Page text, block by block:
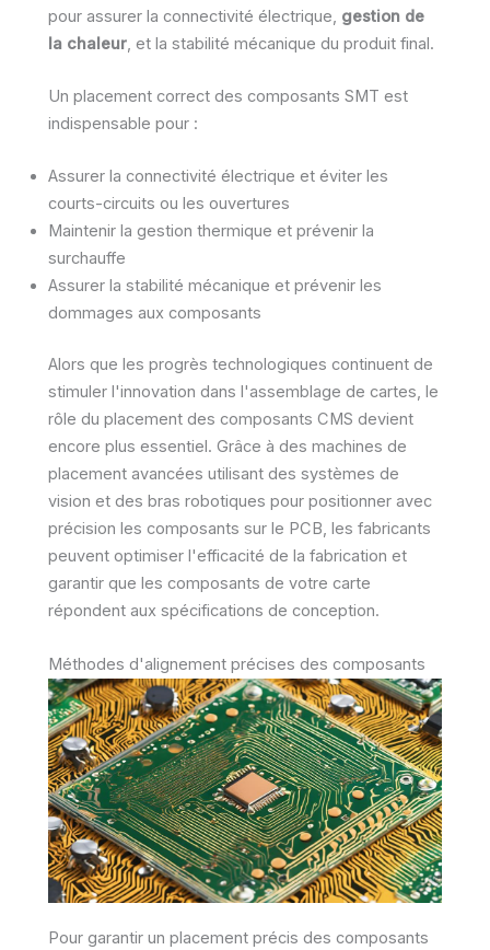
pour assurer la connectivité électrique, gestion de
la chaleur, et la stabilité mécanique du produit final.
Un placement correct des composants SMT est
indispensable pour :
Assurer la connectivité électrique et éviter les
courts-circuits ou les ouvertures
Maintenir la gestion thermique et prévenir la
surchauffe
Assurer la stabilité mécanique et prévenir les
dommages aux composants
Alors que les progrès technologiques continuent de
stimuler l'innovation dans l'assemblage de cartes, le
rôle du placement des composants CMS devient
encore plus essentiel. Grâce à des machines de
placement avancées utilisant des systèmes de
vision et des bras robotiques pour positionner avec
précision les composants sur le PCB, les fabricants
peuvent optimiser l'efficacité de la fabrication et
garantir que les composants de votre carte
répondent aux spécifications de conception.
Méthodes d'alignement précises des composants
Pour garantir un placement précis des composants